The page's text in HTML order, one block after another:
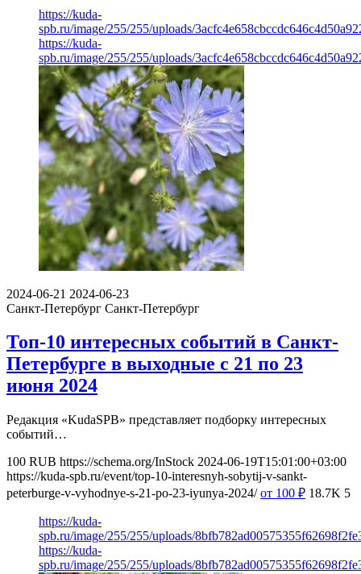
https://kuda-
spb.ru/image/255/255/uploads/
https://kuda-
spb.ru/image/255/255/uploads/
2024-06-21 2024-06-23
Санкт-Петербург Санкт-Петербург
Топ-10 интересных событий в Санкт-
Петербурге в выходные с 21 по 23
июня 2024
Редакция «KudaSPB» представляет подборку интересных
событий…
100 RUB https://schema.org/InStock 2024-06-19T15:01:00+03:00
https://kuda-spb.ru/event/top-10-interesnyh-sobytij-v-sankt-
peterburge-v-vyhodnye-s-21-po-23-iyunya-2024/ от 100 ₽ 18.7K 5
https://kuda-
spb.ru/image/255/255/uploads/
https://kuda-
spb.ru/image/255/255/uploads/